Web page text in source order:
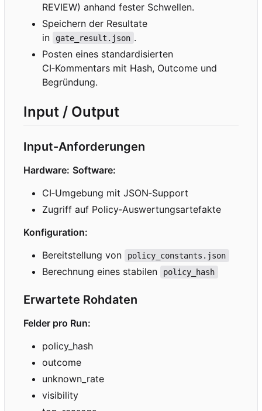
REVIEW) anhand fester Schwellen.
Speichern der Resultate
in
gate_result.json .
Posten eines standardisierten
CI‑Kommentars mit Hash, Outcome und
Begründung.
Input / Output
Input-Anforderungen
Hardware: Software:
CI‑Umgebung mit JSON‑Support
Zugriff auf Policy‑Auswertungsartefakte
Konfiguration:
Bereitstellung von
policy_constants.json
Berechnung eines stabilen policy_hash
Erwartete Rohdaten
Felder pro Run:
policy_hash
outcome
unknown_rate
visibility